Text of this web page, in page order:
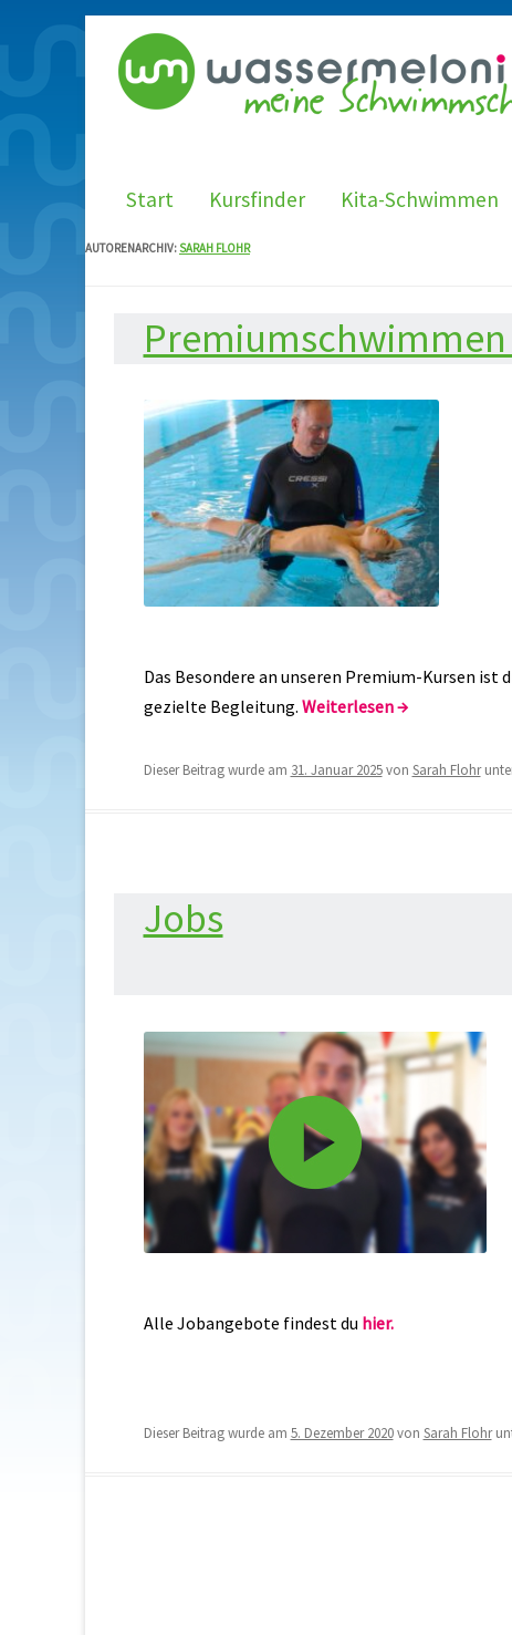
Start Kursfinder Kita-Schwimmen
AUTORENARCHIV:SARAH FLOHR
Das Besondere an unseren Premium-Kursen ist
gezielte Begleitung. Weiterlesen→
Dieser Beitrag wurde am 31. Januar 2025von Sarah Flohr
Jobs
Alle Jobangebote findest du hier.
Dieser Beitrag wurde am 5. Dezember 2020von Sarah Flohr